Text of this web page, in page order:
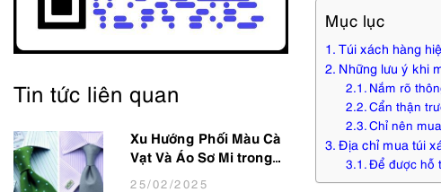
Mục lục
Túi xách hàng
Những lưu ý khi
Nắm rõ
Cẩn thận
Chỉ nên
Địa chỉ mua túi
Để được hỗ
Tin tức liên quan
Xu Hướng Phối Màu Cà
Vạt Và Áo Sơ Mi trong
thời trang Nam Công
25/02/2025